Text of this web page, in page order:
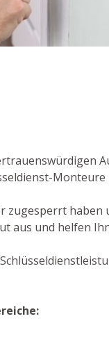
zugesperrt
aus und helfen